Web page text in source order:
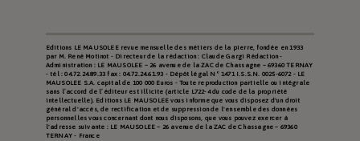
Editions LE MAUSOLEE revue mensuelle des métiers de la pierre, fondée en 1933
par M. René Motinot - Directeur de la rédaction : Claude Gargi Rédaction -
Administration : LE MAUSOLEE – 26 avenue de la ZAC de Chassagne – 69360 TERNAY
- tél : 04.72.24.89.33 fax : 04.72.24.61.93 - Dépôt légal N° 1471 I.S.S.N. 0025-6072 - LE
MAUSOLEE S.A. capital de 100 000 Euros - Toute reproduction partielle ou intégrale
sans l’accord de l’éditeur est illicite (article L722-4 du code de la propriété
intellectuelle). Editions LE MAUSOLEE vous informe que vous disposez d'un droit
général d'accès, de rectification et de suppression de l'ensemble des données
personnelles vous concernant dont nous disposons, que vous pouvez exercer à
l'adresse suivante : LE MAUSOLEE – 26 avenue de la ZAC de Chassagne – 69360
TERNAY - France